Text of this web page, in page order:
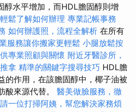
醇水平增加，而HDL膽固醇則增
鬆了解如何辦理 專業記帳事務
如何辦護照，流程全解析 在所有
服務讓你搬家更輕鬆 小腿放鬆按
專業照顧與關懷 附近牙醫診所，
拿 精準的關鍵字搜尋技巧 HDL膽
的作用，在該膽固醇中，椰子油被
酸來源代替。 醫美做臉服務，徹
請一位打掃阿姨，幫您解決家務煩